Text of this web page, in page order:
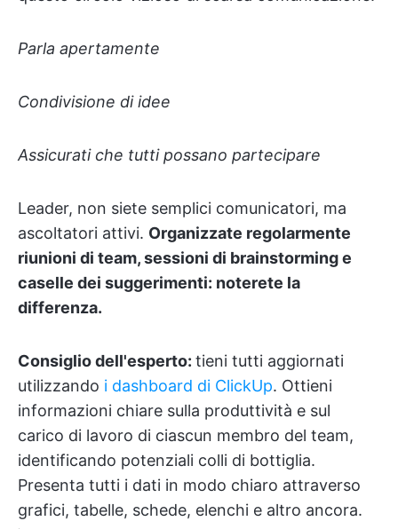
Parla apertamente
Condivisione di idee
Assicurati che tutti possano partecipare
Leader, non siete semplici comunicatori, ma
ascoltatori attivi. Organizzate regolarmente
riunioni di team, sessioni di brainstorming e
caselle dei suggerimenti: noterete la
differenza.
Consiglio dell'esperto: tieni tutti aggiornati
utilizzando i dashboard di ClickUp. Ottieni
informazioni chiare sulla produttività e sul
carico di lavoro di ciascun membro del team,
identificando potenziali colli di bottiglia.
Presenta tutti i dati in modo chiaro attraverso
grafici, tabelle, schede, elenchi e altro ancora.